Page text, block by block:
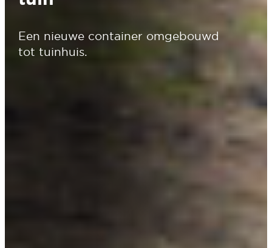
Een nieuwe container omgebouwd
tot tuinhuis.